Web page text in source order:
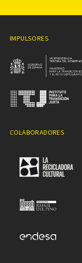
IMPULSORES
COLABORADORES